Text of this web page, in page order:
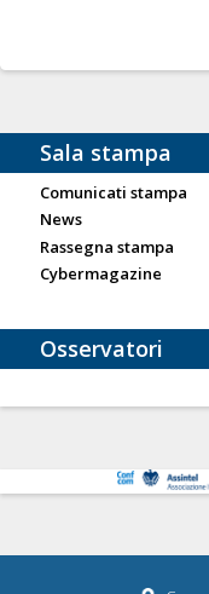
Sala stampa
Comunicati stampa
News
Rassegna stampa
Cybermagazine
Osservatori